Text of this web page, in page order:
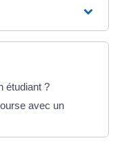
étudiant ?
avec un